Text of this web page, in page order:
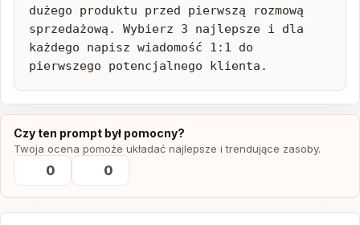
dużego produktu przed pierwszą rozmową
sprzedażową. Wybierz 3 najlepsze i dla
każdego napisz wiadomość 1:1 do
pierwszego potencjalnego klienta.
Czy ten prompt był pomocny?
Twoja ocena pomoże układać najlepsze i trendujące zasoby.
0 0